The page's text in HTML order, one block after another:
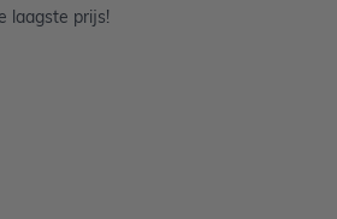
laagste prijs!